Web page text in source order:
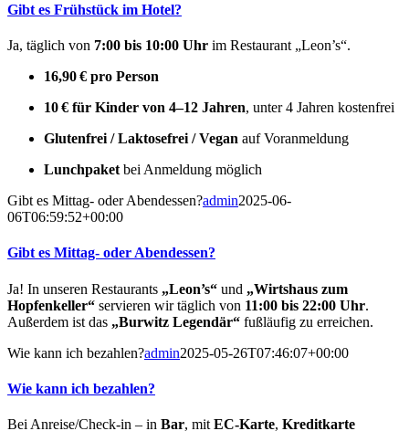
Gibt es Frühstück im Hotel?
Ja, täglich von 7:00 bis 10:00 Uhr im Restaurant „Leon’s“.
16,90 € pro Person
10 € für Kinder von 4–12 Jahren, unter 4 Jahren kostenfrei
Glutenfrei / Laktosefrei / Vegan auf Voranmeldung
Lunchpaket bei Anmeldung möglich
Gibt es Mittag- oder Abendessen?admin2025-06-
06T06:59:52+00:00
Gibt es Mittag- oder Abendessen?
Ja! In unseren Restaurants „Leon’s“ und „Wirtshaus zum
Hopfenkeller“ servieren wir täglich von 11:00 bis 22:00 Uhr.
Außerdem ist das „Burwitz Legendär“ fußläufig zu erreichen.
Wie kann ich bezahlen?admin2025-05-26T07:46:07+00:00
Wie kann ich bezahlen?
Bei Anreise/Check-in – in Bar, mit EC-Karte, Kreditkarte